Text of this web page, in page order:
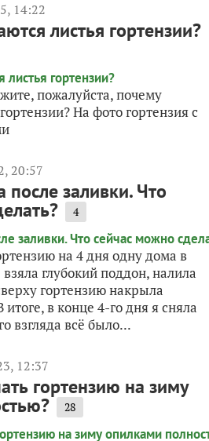
14:22
листья гортензии?
пожалуйста, почему
На фото гортензия с
20:57
после заливки. Что
4
на 4 дня одну дома в
глубокий поддон, налила
гортензию накрыла
в конце 4-го дня я сняла
взгляда всё было...
12:37
гортензию на зиму
28